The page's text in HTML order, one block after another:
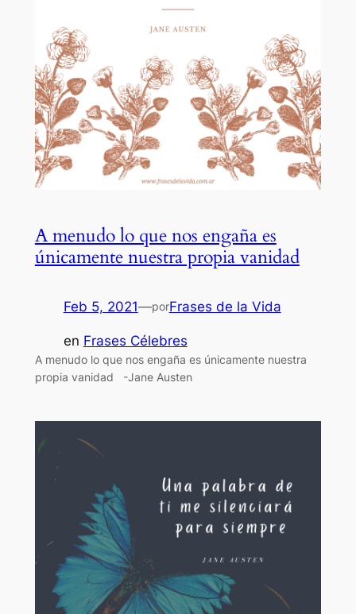
A menudo lo que nos engaña es
únicamente nuestra propia vanidad
Feb 5, 2021—porFrases de la Vida
en Frases Célebres
A menudo lo que nos engaña es únicamente nuestra
propia vanidad -Jane Austen